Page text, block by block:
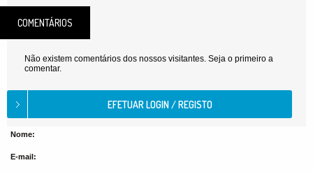
COMENTÁRIOS
Não existem comentários dos nossos visitantes. Seja o primeiro a
comentar.
Nome:
E-mail: